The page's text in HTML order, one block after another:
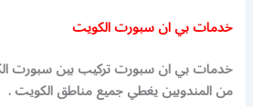
خدمات بي ان سبورت الكويت
خدمات بي ان سبورت تركيب بين سبورت
من المندوبين يغطي جميع مناطق الكويت .